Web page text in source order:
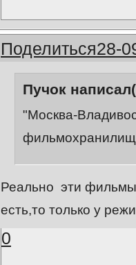
Поделиться28-
Пучок
"Москва-
фильмохранилищ
Реально эти
есть,то только у
0